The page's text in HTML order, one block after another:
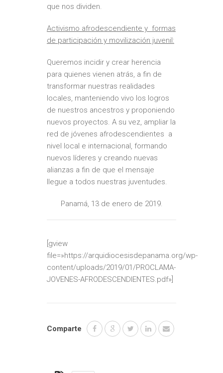
que nos dividen.
Activismo afrodescendiente y formas
de participación y movilización juvenil:
Queremos incidir y crear herencia
para quienes vienen atrás, a fin de
transformar nuestras realidades
locales, manteniendo vivo los logros
de nuestros ancestros y proponiendo
nuevos proyectos. A su vez, ampliar la
red de jóvenes afrodescendientes a
nivel local e internacional, formando
nuevos líderes y creando nuevas
alianzas a fin de que el mensaje
llegue a todos nuestras juventudes.
Panamá, 13 de enero de 2019.
[gview
file=»https://arquidiocesisdepanama.org/wp-
content/uploads/2019/01/PROCLAMA-
JOVENES-AFRODESCENDIENTES.pdf»]
Comparte